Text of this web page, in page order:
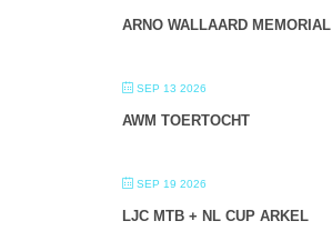
ARNO WALLAARD MEMORIAL
SEP 13 2026
AWM TOERTOCHT
SEP 19 2026
LJC MTB + NL CUP ARKEL